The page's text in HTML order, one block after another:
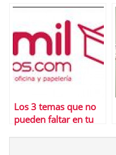
EspaÃ±a
Los 3 temas que no
pueden faltar en tu